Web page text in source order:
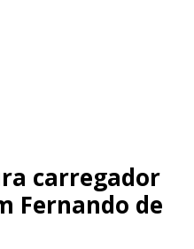
carregador
Fernando de